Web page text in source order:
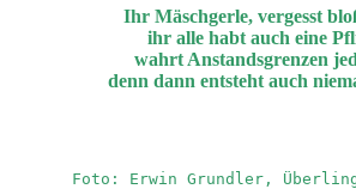
Ihr Mäschgerle, vergesst
ihr alle habt auch eine
wahrt Anstandsgrenzen
denn dann entsteht auch
Foto: Erwin Grundler,